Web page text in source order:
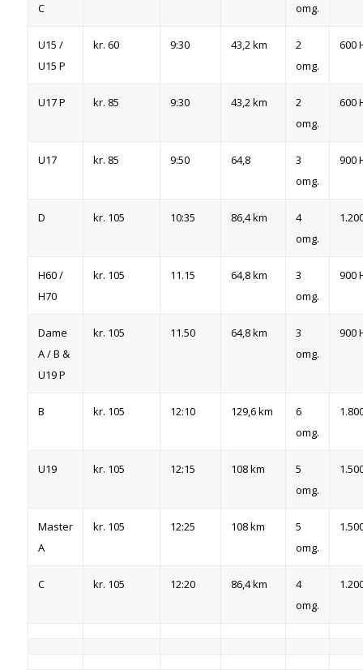
C
omg.
U15 /
U15 P
kr. 60 9:30 43,2 km
2
omg.
600
U17 P kr. 85 9:30 43,2 km
2
omg.
600
U17 kr. 85 9:50 64,8
3
omg.
900
D kr. 105 10:35 86,4 km
4
omg.
H60 /
H70
kr. 105 11.15 64,8 km
3
omg.
900
Dame
A / B &
U19 P
kr. 105 11.50 64,8 km
3
omg.
900
B kr. 105 12:10 129,6 km
6
omg.
U19 kr. 105 12:15 108 km
5
omg.
Master
A
kr. 105 12:25 108 km
5
omg.
C kr. 105 12:20 86,4 km
4
omg.